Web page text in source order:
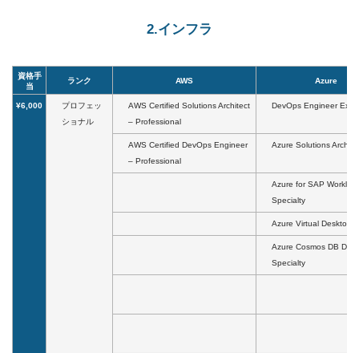
2.インフラ
資格手
当
ランク AWS Azure
¥6,000
プロフェッ
ショナル
AWS Certified Solutions Architect
– Professional
DevOps Engineer
AWS Certified DevOps Engineer
– Professional
Azure Solutions
Azure for SAP
Specialty
Azure Virtual Desktop
Azure Cosmos DB
Specialty